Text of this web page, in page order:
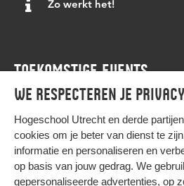
We respecteren je privacy
Hogeschool Utrecht en derde partijen
cookies om je beter van dienst te
informatie en personaliseren en
op basis van jouw gedrag. We
gepersonaliseerde advertenties, op
Zo werkt het!
TOEKOMSTIGE EVENTS